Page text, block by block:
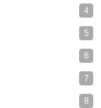
4
5
6
7
8